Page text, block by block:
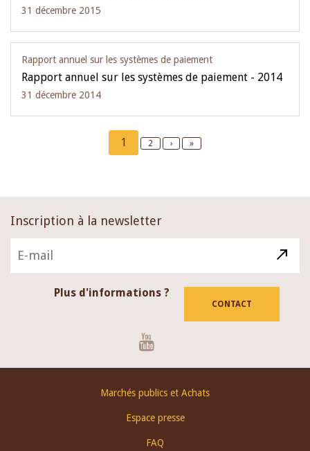
31 décembre 2015
Rapport annuel sur les systèmes de paiement
Rapport annuel sur les systèmes de paiement - 2014
31 décembre 2014
Current
page
1 Page
2
Next
›
Last
»
Inscription à la newsletter
Plus d'informations ?
CONTACT
Marchés publics et Achats
Espace presse
FAQ